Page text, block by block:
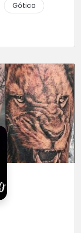
Gótico